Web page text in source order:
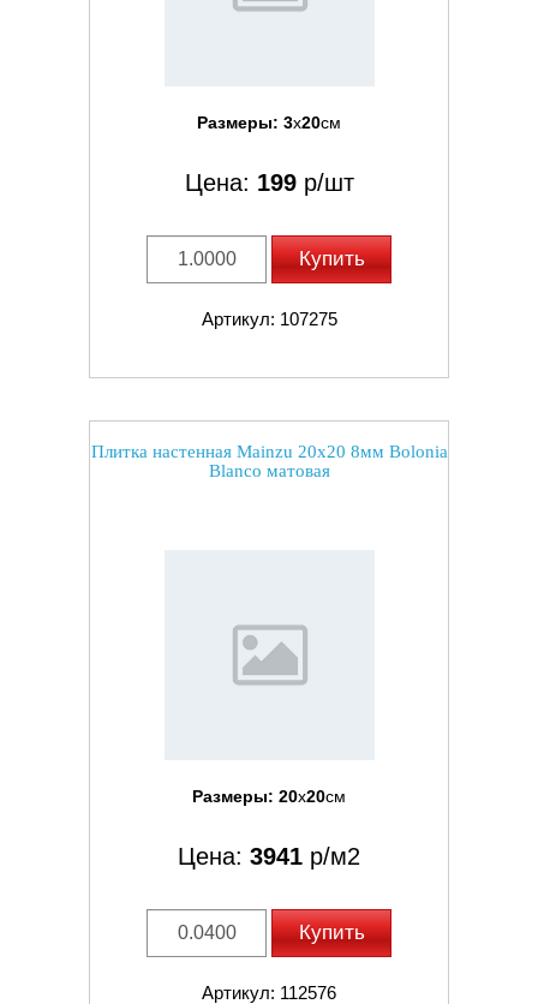
Размеры: 3x20см
Цена: 199р/шт
Купить
Артикул: 107275
Плитка настенная Mainzu 20x20 8мм Bolonia
Blanco матовая
Размеры: 20x20см
Цена: 3941 р/м2
Купить
Артикул: 112576